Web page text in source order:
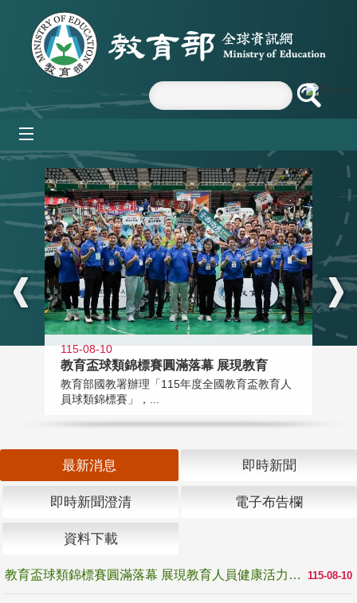
跳到主要內容區塊
:::
115-08-10
教育盃球類錦標賽圓滿落幕 展現教育
教育部國教署辦理「115年度全國教育盃教育人
員球類錦標賽」，...
最新消息 即時新聞
即時新聞澄清 電子布告欄
資料下載
115-08-10
教育盃球類錦標賽圓滿落幕 展現教育人員健康活力與團隊精神